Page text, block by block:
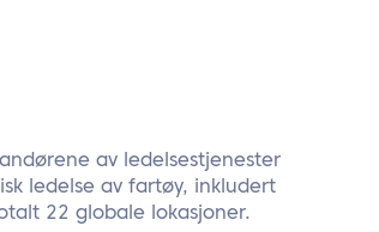
av ledelsestjenester
ledelse av fartøy, inkludert
22 globale lokasjoner.